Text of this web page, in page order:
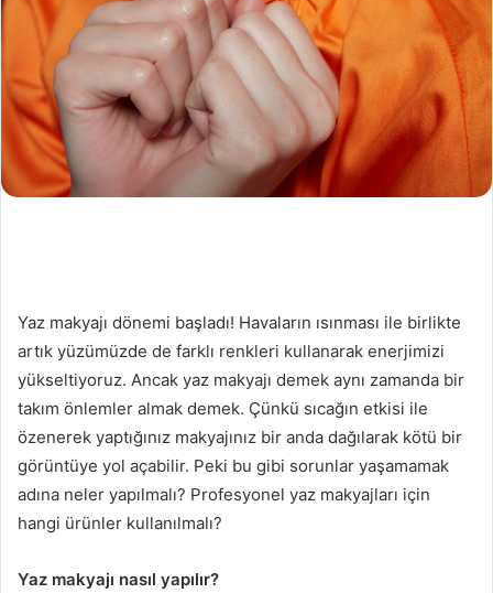
Yaz makyajı dönemi başladı! Havaların ısınması ile birlikte
artık yüzümüzde de farklı renkleri kullanarak enerjimizi
yükseltiyoruz. Ancak yaz makyajı demek aynı zamanda bir
takım önlemler almak demek. Çünkü sıcağın etkisi ile
özenerek yaptığınız makyajınız bir anda dağılarak kötü bir
görüntüye yol açabilir. Peki bu gibi sorunlar yaşamamak
adına neler yapılmalı? Profesyonel yaz makyajları için
hangi ürünler kullanılmalı?
Yaz makyajı nasıl yapılır?